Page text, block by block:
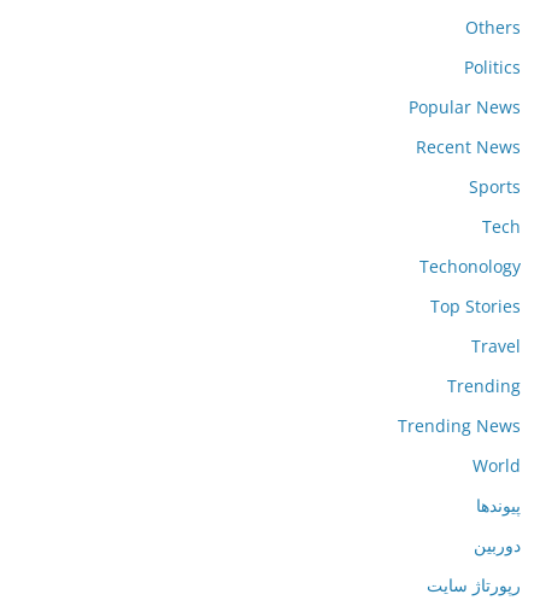
Others
Politics
Popular News
Recent News
Sports
Tech
Techonology
Top Stories
Travel
Trending
Trending News
World
پیوندها
دوربین
رپورتاژ سایت